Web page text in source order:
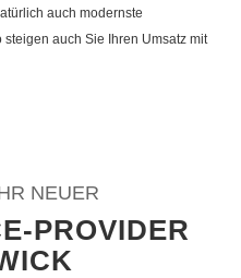
auch modernste
auch Sie Ihren Umsatz mit
NEUER
PROVIDER